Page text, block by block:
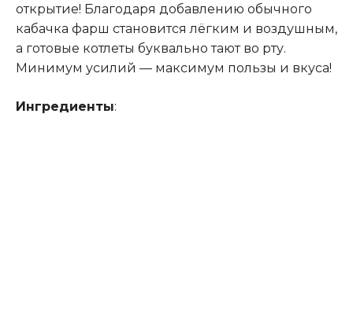
открытие! Благодаря добавлению обычного
кабачка фарш становится лёгким и воздушным,
а готовые котлеты буквально тают во рту.
Минимум усилий — максимум пользы и вкуса!
Ингредиенты: